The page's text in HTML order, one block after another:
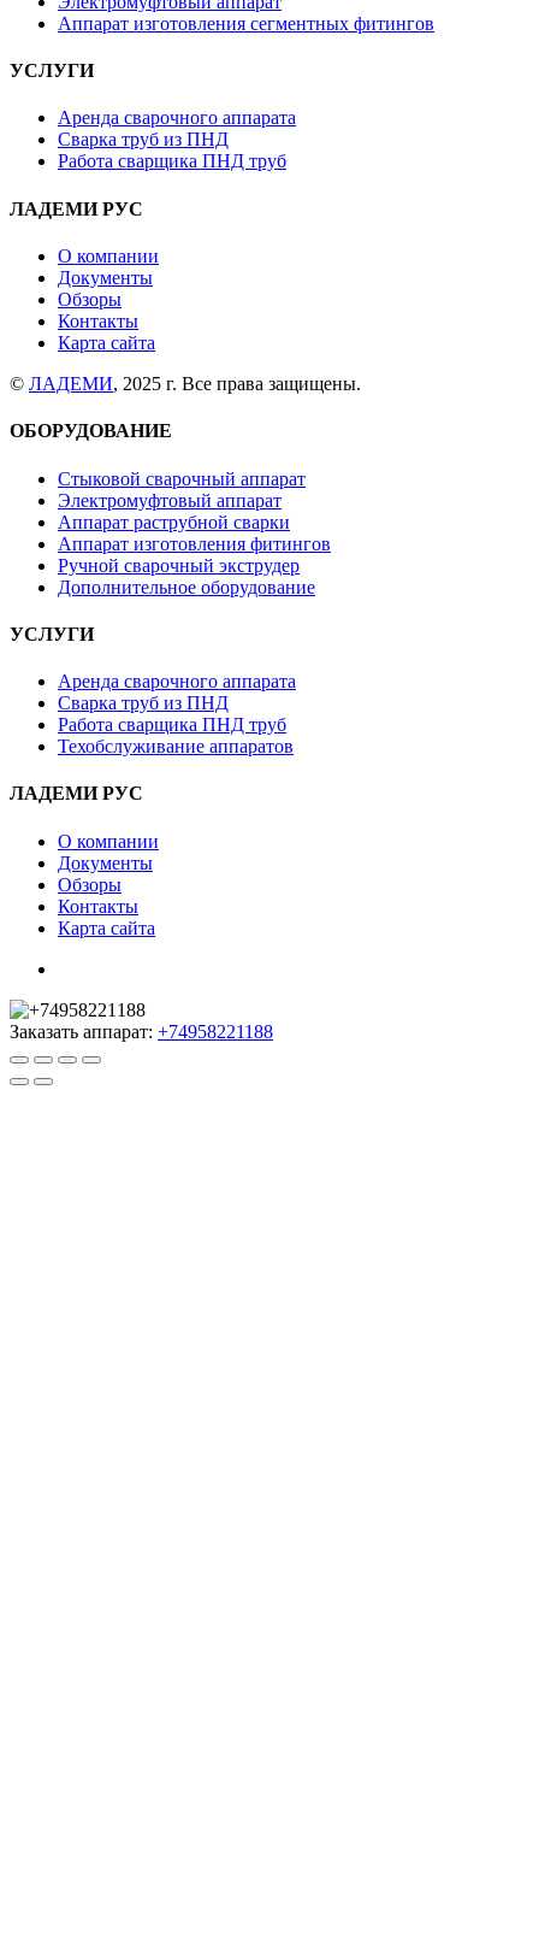
Аппарат изготовления сегментных фитингов
УСЛУГИ
Аренда сварочного аппарата
Сварка труб из ПНД
Работа сварщика ПНД труб
ЛАДЕМИ РУС
О компании
Документы
Обзоры
Контакты
Карта сайта
© ЛАДЕМИ, 2025 г. Все права защищены.
ОБОРУДОВАНИЕ
Стыковой сварочный аппарат
Электромуфтовый аппарат
Аппарат раструбной сварки
Аппарат изготовления фитингов
Ручной сварочный экструдер
Дополнительное оборудование
УСЛУГИ
Аренда сварочного аппарата
Сварка труб из ПНД
Работа сварщика ПНД труб
Техобслуживание аппаратов
ЛАДЕМИ РУС
О компании
Документы
Обзоры
Контакты
Карта сайта
Заказать аппарат: +74958221188